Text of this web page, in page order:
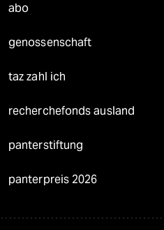
abo
genossenschaft
taz zahl ich
recherchefonds ausland
panterstiftung
panterpreis 2026